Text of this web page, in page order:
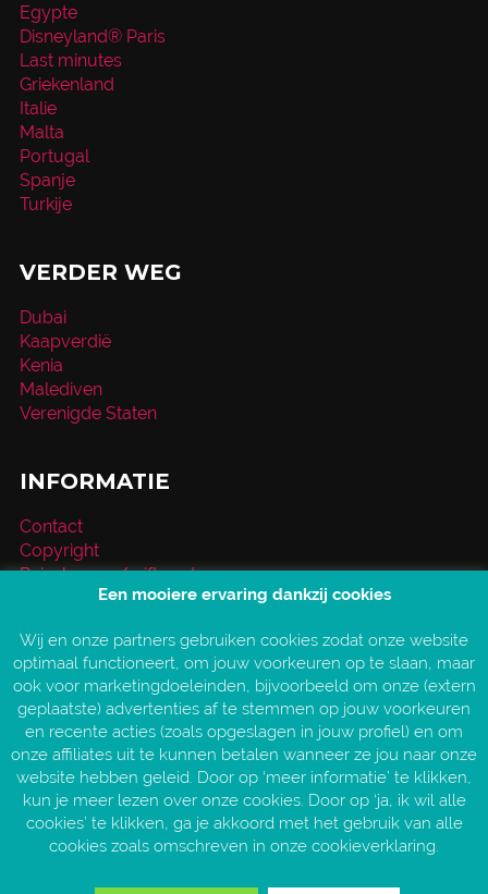
Egypte
Disneyland® Paris
Last minutes
Griekenland
Italie
Malta
Portugal
Spanje
Turkije
VERDER WEG
Dubai
Kaapverdië
Kenia
Malediven
Verenigde Staten
INFORMATIE
Contact
Copyright
Reischeque / giftcard
Over VakantieXperts
Service en vragen
Vind jouw VakantieXpert
Vacatures
AANGESLOTEN BIJ:
Een mooiere ervaring dankzij cookies
Wij en onze partners gebruiken cookies zodat onze website
optimaal functioneert, om jouw voorkeuren op te slaan, maar
ook voor marketingdoeleinden, bijvoorbeeld om onze (extern
geplaatste) advertenties af te stemmen op jouw voorkeuren
en recente acties (zoals opgeslagen in jouw profiel) en om
onze affiliates uit te kunnen betalen wanneer ze jou naar onze
website hebben geleid. Door op ‘meer informatie’ te klikken,
kun je meer lezen over onze cookies. Door op ‘ja, ik wil alle
cookies’ te klikken, ga je akkoord met het gebruik van alle
cookies zoals omschreven in onze cookieverklaring.